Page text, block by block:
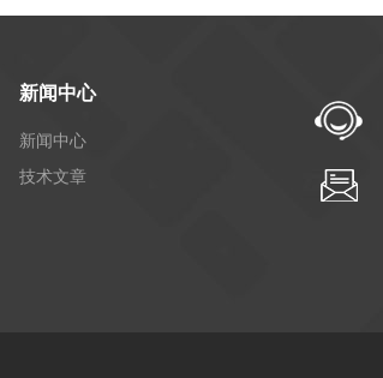
新闻中心
新闻中心
技术文章